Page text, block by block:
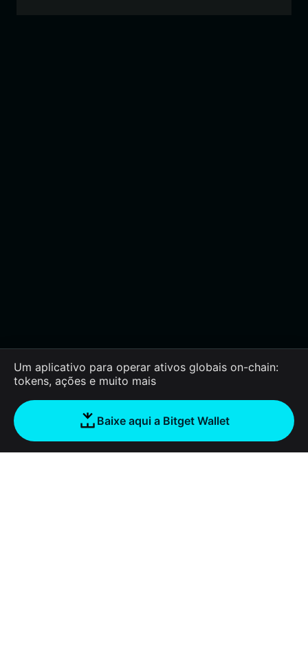
Um aplicativo para operar ativos globais on-chain:
tokens, ações e muito mais
Baixe aqui a Bitget Wallet